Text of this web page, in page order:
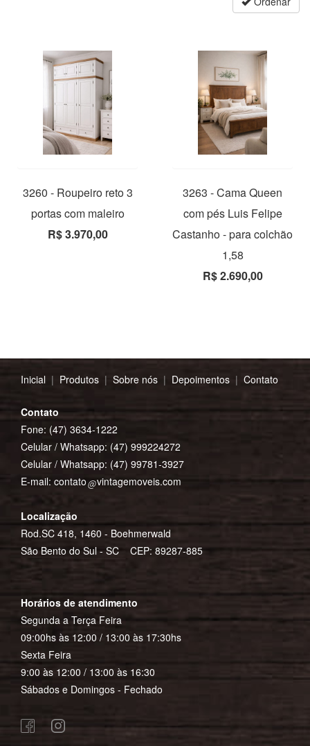
3260 - Roupeiro reto 3
portas com maleiro
R$ 3.970,00
3263 - Cama Queen
com pés Luis Felipe
Castanho - para colchão
1,58
R$ 2.690,00
Inicial | Produtos | Sobre nós | Depoimentos | Contato
Contato
Fone: (47) 3634-1222
Celular / Whatsapp: (47) 999224272
Celular / Whatsapp: (47) 99781-3927
E-mail: contato vintagemoveis.com
Localização
Rod.SC 418, 1460 - Boehmerwald
São Bento do Sul - SC CEP: 89287-885
Horários de atendimento
Segunda a Terça Feira
09:00hs às 12:00 / 13:00 às 17:30hs
Sexta Feira
9:00 às 12:00 / 13:00 às 16:30
Sábados e Domingos - Fechado